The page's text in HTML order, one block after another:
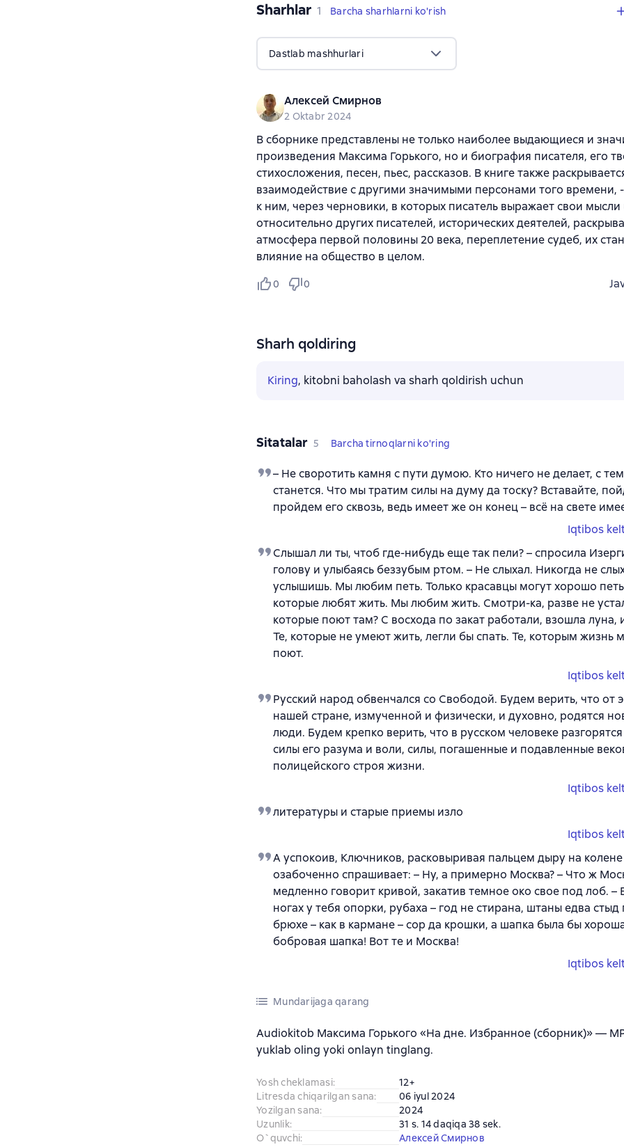
Sharhlar 1 sharh
1 Barcha sharhlarni ko'rish
Dastlab mashhurlari
Алексей Смирнов
2 Oktabr 2024
В сборнике представлены не только наиболее выдающиеся и
произведения Максима Горького, но и биография писателя, его
стихосложения, песен, пьес, рассказов. В книге также
взаимодействие с другими значимыми персонами того времени,
к ним, через черновики, в которых писатель выражает свои
относительно других писателей, исторических деятелей,
атмосфера первой половины 20 века, переплетение судеб, их
влияние на общество в целом.
0 0
Sharh qoldiring
Kiring, kitobni baholash va sharh qoldirish uchun
Sitatalar 5 Barcha tirnoqlarni ko'ring
– Не своротить камня с пути думою. Кто ничего не делает, с
станется. Что мы тратим силы на думу да тоску? Вставайте,
пройдем его сквозь, ведь имеет же он конец – всё на свете
Iqtibos
Слышал ли ты, чтоб где-нибудь еще так пели? – спросила
голову и улыбаясь беззубым ртом. – Не слыхал. Никогда не
услышишь. Мы любим петь. Только красавцы могут хорошо
которые любят жить. Мы любим жить. Смотри-ка, разве не
которые поют там? С восхода по закат работали, взошла луна,
Те, которые не умеют жить, легли бы спать. Те, которым жизнь
поют.
Iqtibos
Русский народ обвенчался со Свободой. Будем верить, что от
нашей стране, измученной и физически, и духовно, родятся
люди. Будем крепко верить, что в русском человеке
силы его разума и воли, силы, погашенные и подавленные
полицейского строя жизни.
Iqtibos
литературы и старые приемы изло
Iqtibos
А успокоив, Ключников, расковыривая пальцем дыру на
озабоченно спрашивает: – Ну, а примерно Москва? – Что ж
медленно говорит кривой, закатив темное око свое под лоб. –
ногах у тебя опорки, рубаха – год не стирана, штаны едва
брюхе – как в кармане – сор да крошки, а шапка была бы
бобровая шапка! Вот те и Москва!
Iqtibos
Mundarijaga qarang
Audiokitob Максима Горького «На дне. Избранное (сборник)» —
yuklab oling yoki onlayn tinglang.
Yosh cheklamasi:
12+
Litresda chiqarilgan sana:
06 iyul 2024
Yozilgan sana:
2024
Uzunlik:
31 s. 14 daqiqa 38 sek.
O`quvchi:
Алексей Смирнов